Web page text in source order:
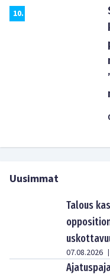
10.
Uusimmat
Talous
07.08.2026 |